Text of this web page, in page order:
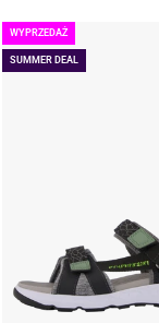
SUMMER DEAL
WYPRZEDAŻ